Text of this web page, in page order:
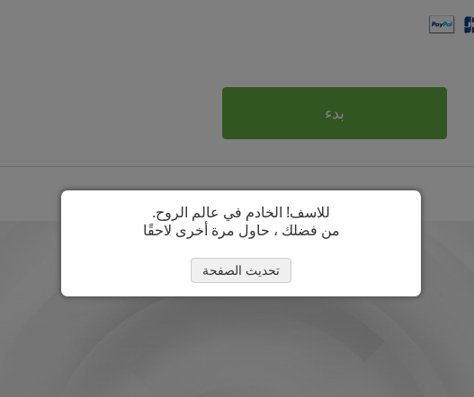
بدء
للاسف! الخادم في عالم الروح.
من فضلك ، حاول مرة أخرى لاحقًا
تحديث الصفحة